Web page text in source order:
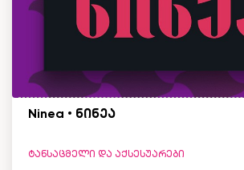
Ninea • ნინეა
ტანსაცმელი და აქსესუარები